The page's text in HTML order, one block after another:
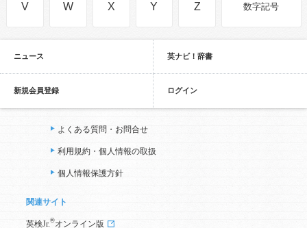
V W X Y Z 数字記号
ニュース 英ナビ！辞書
新規会員登録 ログイン
よくある質問・お問合せ
利用規約・個人情報の取扱
個人情報保護方針
関連サイト
英検Jr. ®オンライン版